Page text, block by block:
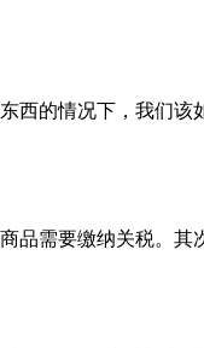
西的情况下，我们该
品需要缴纳关税。其